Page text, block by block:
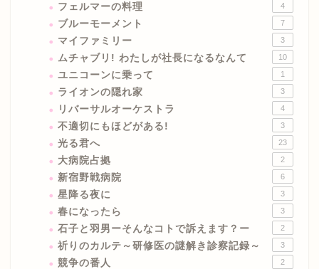
フェルマーの料理 4
ブルーモーメント 7
マイファミリー 3
ムチャブリ! わたしが社長になるなんて 10
ユニコーンに乗って 1
ライオンの隠れ家 3
リバーサルオーケストラ 4
不適切にもほどがある! 3
光る君へ 23
大病院占拠 2
新宿野戦病院 6
星降る夜に 3
春になったら 3
石子と羽男ーそんなコトで訴えます？ー 2
祈りのカルテ～研修医の謎解き診察記録～ 3
競争の番人 2